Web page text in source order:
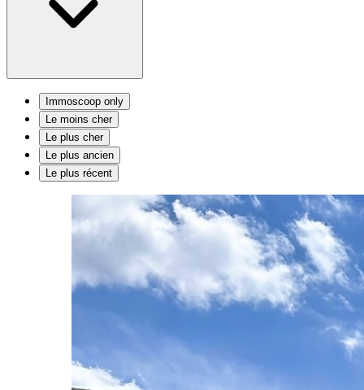
Immoscoop only
Le moins cher
Le plus cher
Le plus ancien
Le plus récent